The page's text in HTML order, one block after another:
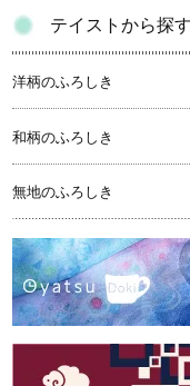
テイストから探す
洋柄のふろしき
和柄のふろしき
無地のふろしき